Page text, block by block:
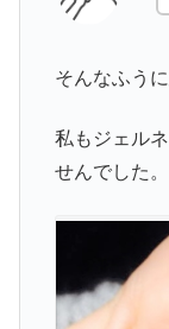
そんなふう
私もジェル
せんでした。